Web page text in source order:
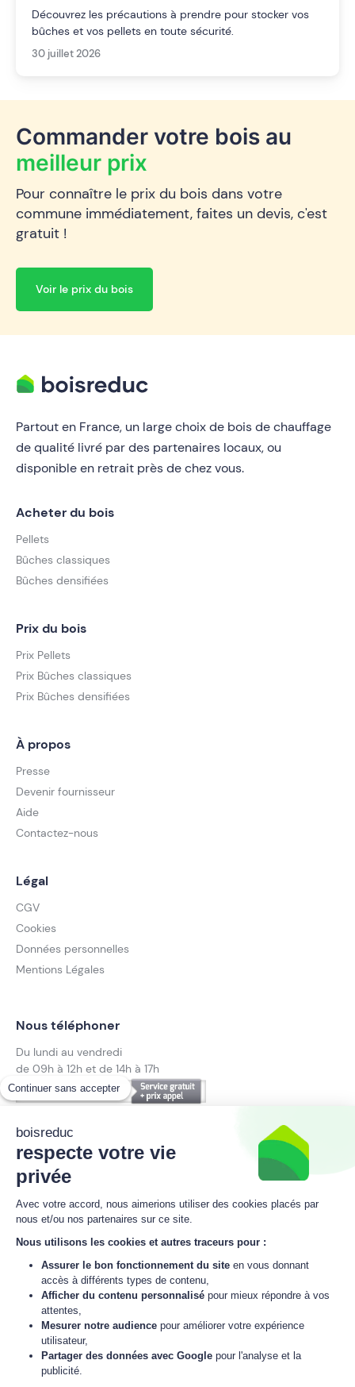
Continuer sans accepter
boisreduc
respecte votre vie
privée
Avec votre accord, nous aimerions utiliser des cookies placés par
nous et/ou nos partenaires sur ce site.
Nous utilisons les cookies et autres traceurs pour :
Assurer le bon fonctionnement du site en vous donnant
accès à différents types de contenu,
Afficher du contenu personnalisé pour mieux répondre à vos
attentes,
Mesurer notre audience pour améliorer votre expérience
utilisateur,
Partager des données avec Google pour l'analyse et la
publicité.
Découvrez les précautions à prendre pour stocker vos
bûches et vos pellets en toute sécurité.
30 juillet 2026
Commander votre bois au
meilleur prix
Pour connaître le prix du bois dans votre
commune immédiatement, faites un devis, c'est
gratuit !
Voir le prix du bois
Partout en France, un large choix de bois de chauffage
de qualité livré par des partenaires locaux, ou
disponible en retrait près de chez vous.
Acheter du bois
Pellets
Bûches classiques
Bûches densifiées
Prix du bois
Prix Pellets
Prix Bûches classiques
Prix Bûches densifiées
À propos
Presse
Devenir fournisseur
Aide
Contactez-nous
Légal
CGV
Cookies
Données personnelles
Mentions Légales
Nous téléphoner
Du lundi au vendredi
de 09h à 12h et de 14h à 17h
09 70 25 23 03
Suivez notre actualité
Inscrivez-vous à la newsletter
boisreduc
M'inscrire
J'acceptela politique de données personnellesde boisreduc.
© 2021 - 2026 boisreduc